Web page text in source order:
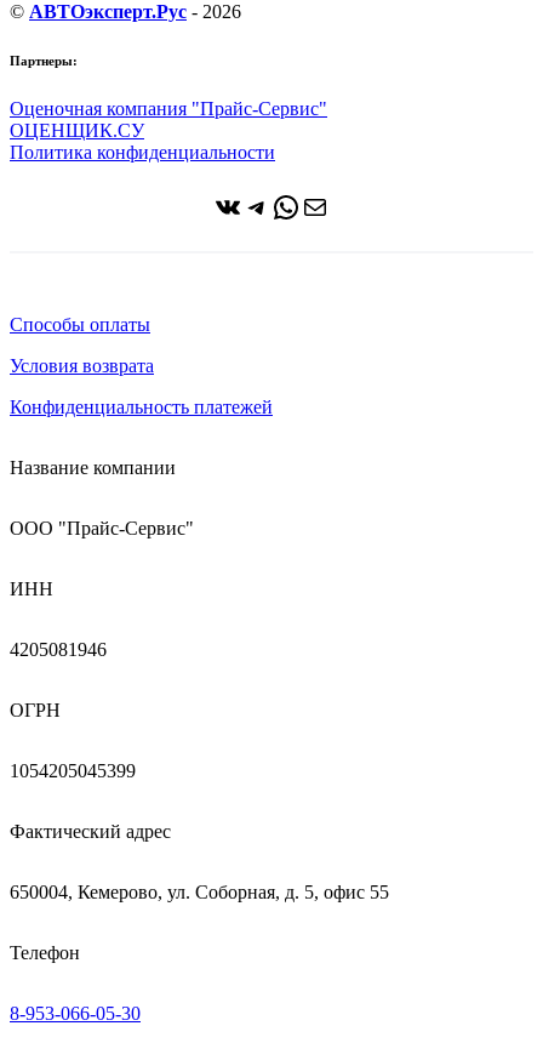
© АВТОэксперт.Рус - 2026
Партнеры:
Оценочная компания "Прайс-Сервис"
ОЦЕНЩИК.СУ
Политика конфиденциальности
ВКонтакте
Telegram
WhatsApp
Почта
Способы оплаты
Условия возврата
Конфиденциальность платежей
Название компании
ООО "Прайс-Сервис"
ИНН
4205081946
ОГРН
1054205045399
Фактический адрес
650004, Кемерово, ул. Соборная, д. 5, офис 55
Телефон
8-953-066-05-30